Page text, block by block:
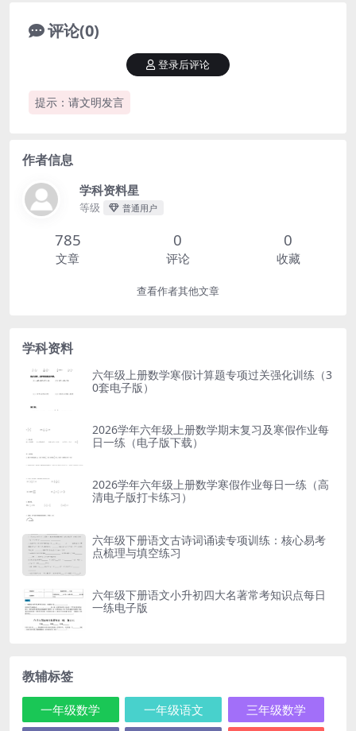
评论(0)
提示：请文明发言
登录后评论
作者信息
学科资料星
等级 普通用户
785
文章
0
评论
0
收藏
查看作者其他文章
学科资料
六年级上册数学寒假计算题专项过关强化训练（3
0套电子版）
2026学年六年级上册数学期末复习及寒假作业每
日一练（电子版下载）
2026学年六年级上册数学寒假作业每日一练（高
清电子版打卡练习）
六年级下册语文古诗词诵读专项训练：核心易考
点梳理与填空练习
六年级下册语文小升初四大名著常考知识点每日
一练电子版
教辅标签
一年级数学 一年级语文
三年级数学